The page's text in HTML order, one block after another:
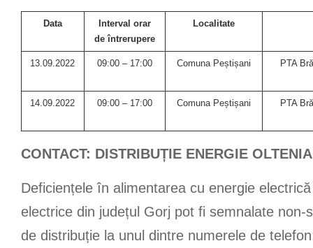
Data
Interval orar
de întrerupere
Localitate
13.09.2022 09:00 – 17:00 Comuna Peștișani PTA
14.09.2022 09:00 – 17:00 Comuna Peștișani PTA
CONTACT: DISTRIBUȚIE ENERGIE OLTENIA
Deficiențele în alimentarea cu energie
electrice din județul Gorj pot fi semnalate non-
de distribuție la unul dintre numerele de